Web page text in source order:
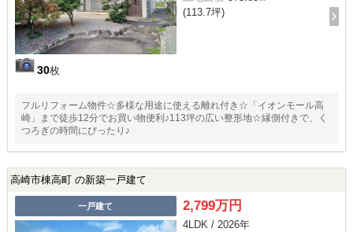
30枚
(113.7坪)
フルリフォーム物件☆多様な用途に使える離れ付き☆「イオンモール高
崎」まで徒歩12分でお買い物便利♪113坪の広い整形地☆縁側付きで、く
つろぎの時間にぴったり♪
高崎市棟高町 の新築一戸建て
一戸建て 2,799万円
4LDK / 2026年